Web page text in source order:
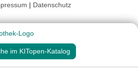
| Datenschutz
im KITopen-Katalog